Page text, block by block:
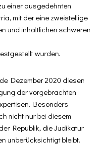
einer ausgedehnten
mit der eine zweistellige
und inhaltlichen schweren
wurden.
Dezember 2020 diesen
der vorgebrachten
Besonders
nicht nur bei diesem
Republik, die Judikatur
unberücksichtigt bleibt.